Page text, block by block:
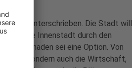
unterschrieben. Die Stadt will
soll die Innenstadt durch den
Luminaden sei eine Option. Von
sondern auch die Wirtschaft,